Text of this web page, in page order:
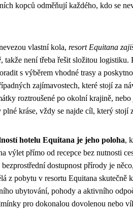
kopců odměňují každého, kdo se
vlastní kola, resort Equitana
, takže není třeba řešit složitou logistiku.
s výběrem vhodné trasy a
zajímavostech, které stojí za
roztroušené po okolní krajině, nebo
kráse, vždy se najde cíl, který stojí
hotelu Equitana je jeho poloha,
výlet přímo od recepce bez nutnosti
dostupnost přírody je
z pobytu v resortu Equitana skutečně
ubytování, pohody a aktivního
pro dokonalou dovolenou nebo